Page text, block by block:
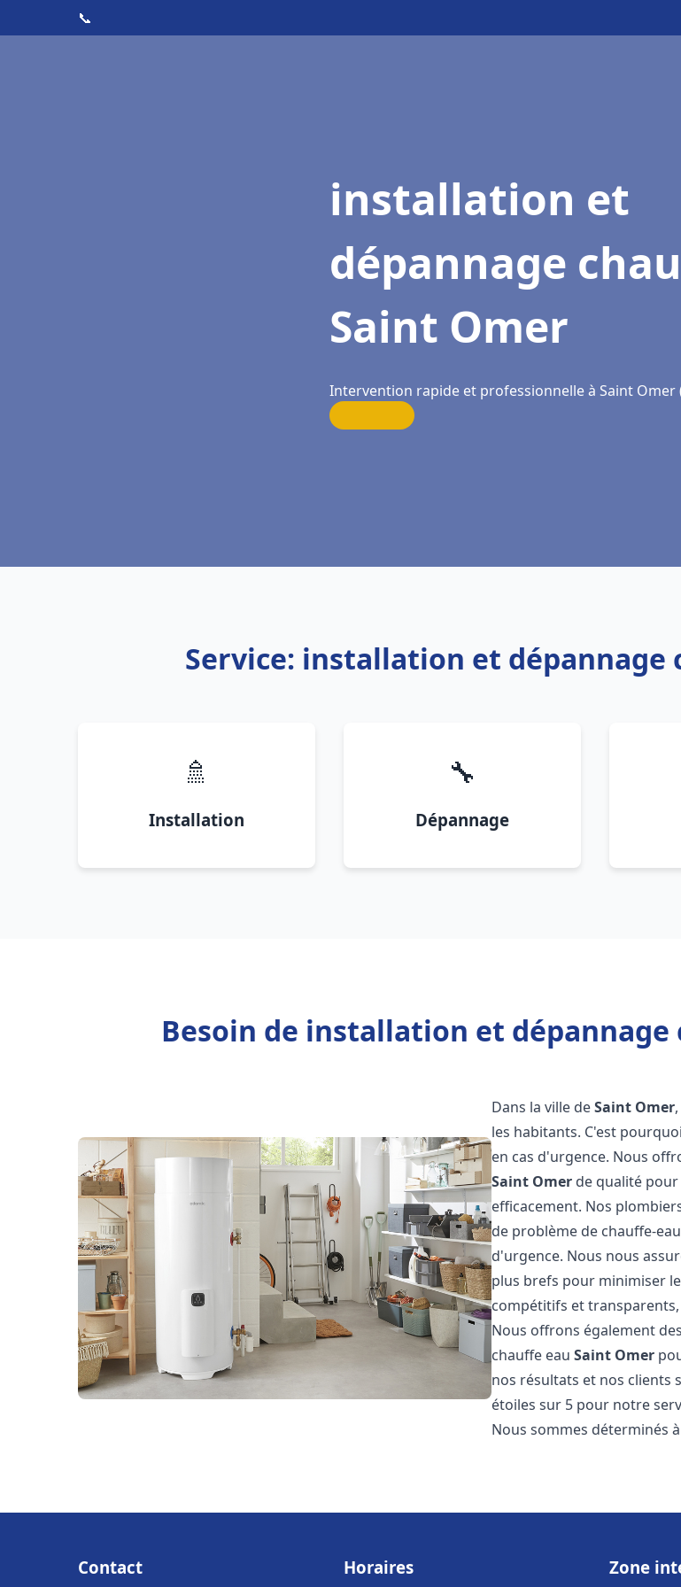
📞
installation et
dépannage
Saint Omer
Intervention rapide et professionnelle à Saint Omer
Service: installation et dépannage
🚿
Installation
🔧
Dépannage
Besoin de installation et dépannage
Dans la ville deSaint Omer
les habitants. C'est
en cas d'urgence. Nous
Saint Omer de qualité
efficacement. Nos
de problème de chauffe-
d'urgence. Nous nous
plus brefs pour minimiser
compétitifs et
Nous offrons également
chauffe eauSaint Omer
nos résultats et nos clients
étoiles sur 5 pour notre
Nous sommes déterminés
Contact Horaires Zone